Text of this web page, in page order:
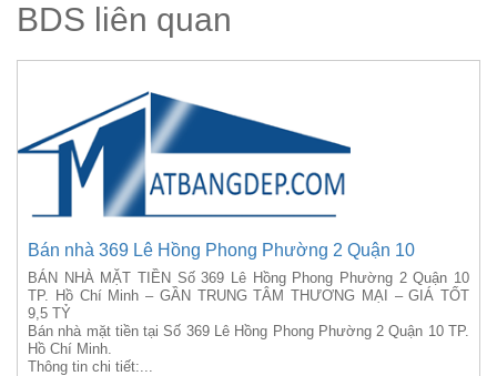
BDS liên quan
Bán nhà 369 Lê Hồng Phong Phường 2 Quận 10
BÁN NHÀ MẶT TIỀN Số 369 Lê Hồng Phong Phường 2 Quận 10
TP. Hồ Chí Minh – GẦN TRUNG TÂM THƯƠNG MẠI – GIÁ TỐT
9,5 TỶ
Bán nhà mặt tiền tại Số 369 Lê Hồng Phong Phường 2 Quận 10 TP.
Hồ Chí Minh.
Thông tin chi tiết:...